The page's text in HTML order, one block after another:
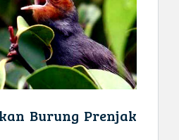
Burung Prenjak